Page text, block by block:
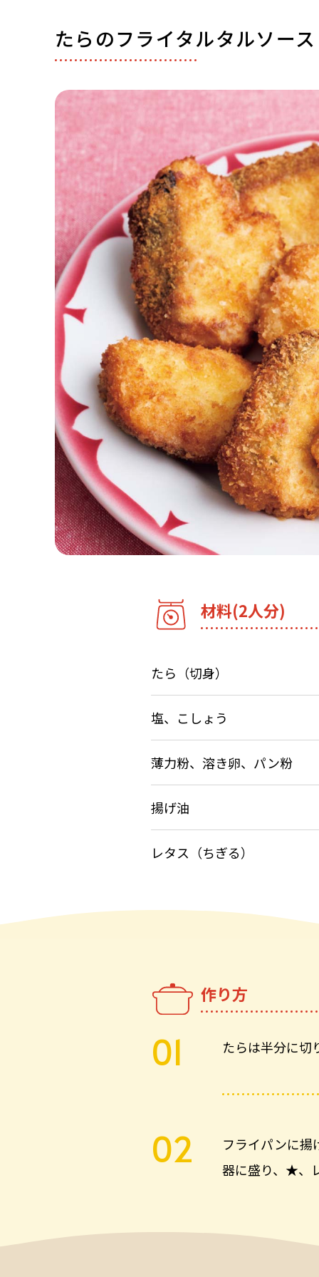
たらのフライタルタルソース
材料(2人分)
たら（切身）
塩、こしょう
薄力粉、溶き卵、パン粉
揚げ油
レタス（ちぎる）
作り方
たらは半分に
フライパンに揚
器に盛り、★、